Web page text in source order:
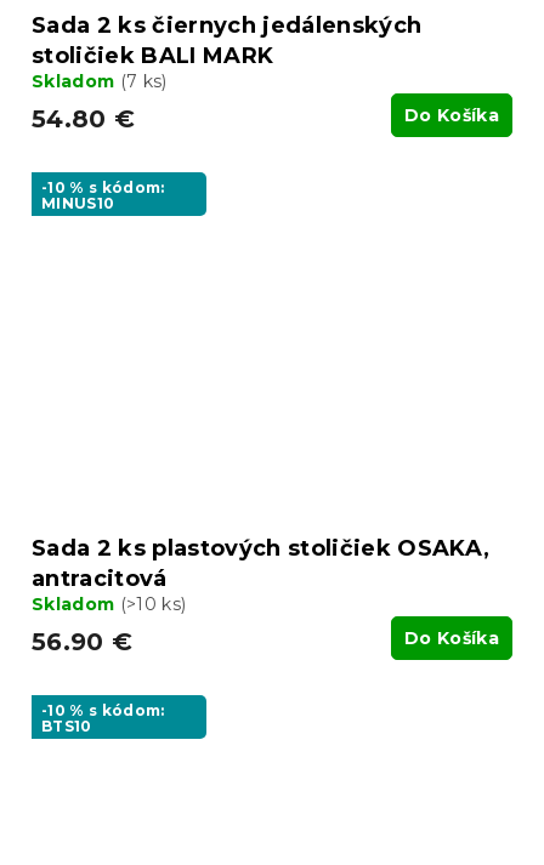
Sada 2 ks čiernych jedálenských
stoličiek BALI MARK
Skladom (7 ks)
54.80 € Do Košíka
-10 % s kódom:
MINUS10
Sada 2 ks plastových stoličiek OSAKA,
antracitová
Skladom (>10 ks)
56.90 € Do Košíka
-10 % s kódom:
BTS10